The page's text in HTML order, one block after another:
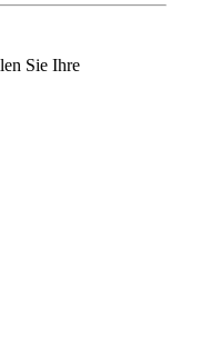
Sie Ihre